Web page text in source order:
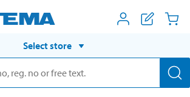
Select store